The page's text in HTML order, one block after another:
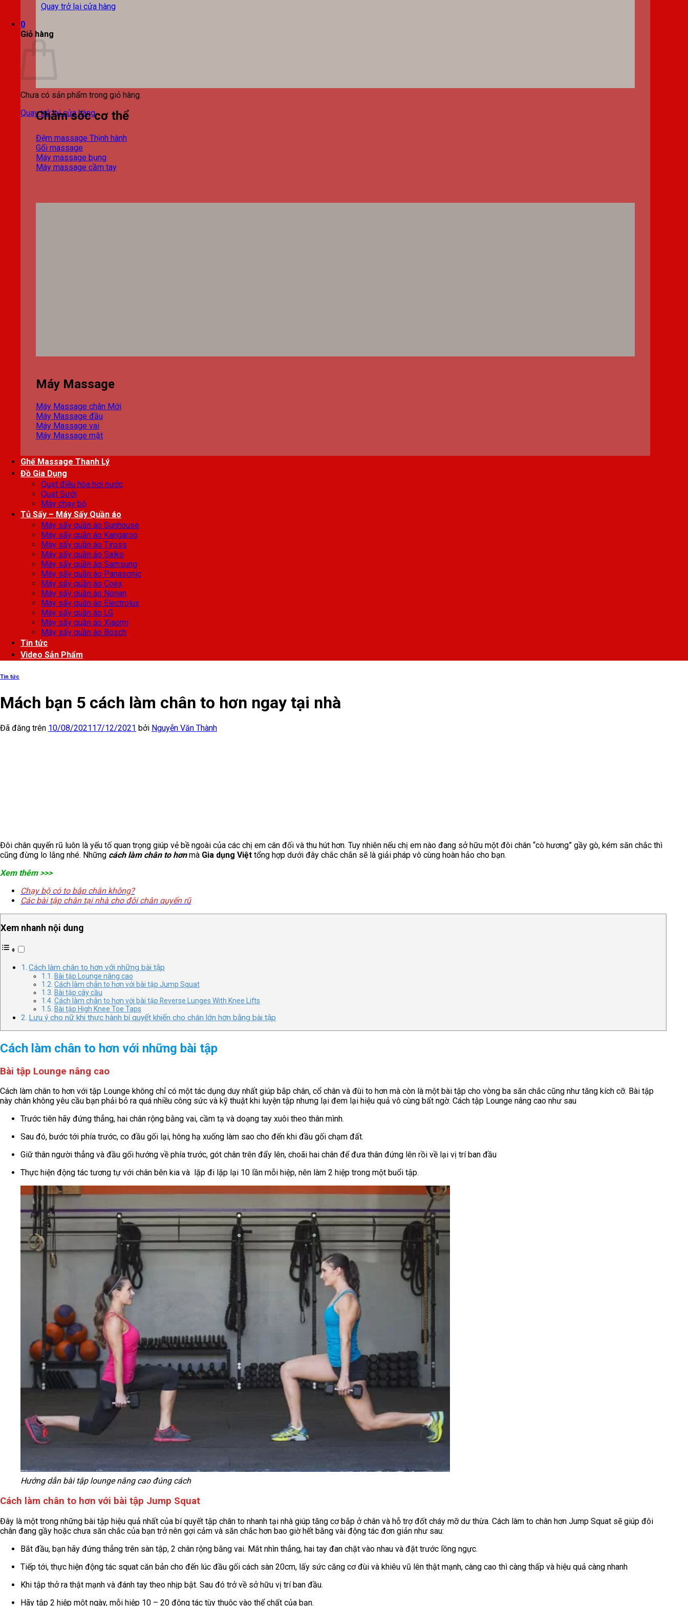
Quay trở lại cửa hàng
0
Giỏ hàng
Chưa có sản phẩm trong giỏ hàng.
Quay trở lại cửa hàng
Chăm sóc cơ thể
Đệm massage
Gối massage
Máy massage bụng
Máy massage cầm tay
Máy Massage
Máy Massage chân
Máy Massage đầu
Máy Massage vai
Máy Massage mặt
Ghế Massage Thanh Lý
Đồ Gia Dụng
Quạt điều hòa hơi nước
Quạt Sưởi
Máy chạy bộ
Tủ Sấy – Máy Sấy Quần áo
Máy sấy quần áo Sunhouse
Máy sấy quần áo Kangaroo
Máy sấy quần áo Tiross
Máy sấy quần áo Saiko
Máy sấy quần áo Samsung
Máy sấy quần áo Panasonic
Máy sấy quần áo Coex
Máy sấy quần áo Nonan
Máy sấy quần áo Electrolux
Máy sấy quần áo LG
Máy sấy quần áo Xiaomi
Máy sấy quần áo Bosch
Tin tức
Video Sản Phẩm
Tin tức
Mách bạn 5 cách làm chân to hơn ngay tại nhà
Đã đăng trên 10/08/202117/12/2021 bởi Nguyễn Văn Thành
Đôi chân quyến rũ luôn là yếu tố quan trọng giúp vẻ bề ngoài của các chị em cân đối và thu hút hơn. Tuy nhiên nếu chị em nào đang sở hữu một đôi chân “cò hương” gầy gò, kém săn chắc thì
cũng đừng lo lắng nhé. Những cách làm chân to hơnmà Gia dụng Việt tổng hợp dưới đây chắc chắn sẽ là giải pháp vô cùng hoàn hảo cho bạn.
Xem thêm >>>
Chạy bộ có to bắp chân không?
Các bài tập chân tại nhà cho đôi chân quyến rũ
Xem nhanh nội dung
Cách làm chân to hơn với những bài tập
Bài tập Lounge nâng cao
Cách làm chân to hơn với bài tập Jump Squat
Bài tập cây cầu
Cách làm chân to hơn với bài tập Reverse Lunges With Knee Lifts
Bài tập High Knee Toe Taps
Lưu ý cho nữ khi thực hành bí quyết khiến cho chân lớn hơn bằng bài tập
Cách làm chân to hơn với những bài tập
Bài tập Lounge nâng cao
Cách làm chân to hơn với tập Lounge không chỉ có một tác dụng duy nhất giúp bắp chân, cổ chân và đùi to hơn mà còn là một bài tập cho vòng ba săn chắc cũng như tăng kích cỡ. Bài tập
này chân không yêu cầu bạn phải bỏ ra quá nhiều công sức và kỹ thuật khi luyện tập nhưng lại đem lại hiệu quả vô cùng bất ngờ. Cách tập Lounge nâng cao như sau
Trước tiên hãy đứng thẳng, hai chân rộng bằng vai, cầm tạ và doạng tay xuôi theo thân mình.
Sau đó, bước tới phía trước, co đầu gối lại, hông hạ xuống làm sao cho đến khi đầu gối chạm đất.
Giữ thân người thẳng và đầu gối hướng về phía trước, gót chân trên đẩy lên, choãi hai chân để đưa thân đứng lên rồi về lại vị trí ban đầu
Thực hiện động tác tương tự với chân bên kia và lặp đi lặp lại 10 lần mỗi hiệp, nên làm 2 hiệp trong một buổi tập.
Hướng dẫn bài tập lounge nâng cao đúng cách
Cách làm chân to hơn với bài tập Jump Squat
Đây là một trong những bài tập hiệu quả nhất của bí quyết tập chân to nhanh tại nhà giúp tăng cơ bắp ở chân và hỗ trợ đốt cháy mỡ dư thừa. Cách làm to chân hơn Jump Squat sẽ giúp đôi
chân đang gầy hoặc chưa săn chắc của bạn trở nên gợi cảm và săn chắc hơn bao giờ hết bằng vài động tác đơn giản như sau:
Bắt đầu, bạn hãy đứng thẳng trên sàn tập, 2 chân rộng bằng vai. Mắt nhìn thẳng, hai tay đan chặt vào nhau và đặt trước lồng ngực.
Tiếp tới, thực hiện động tác squat căn bản cho đến lúc đầu gối cách sàn 20cm, lấy sức căng cơ đùi và khiêu vũ lên thật mạnh, càng cao thì càng thấp và hiệu quả càng nhanh
Khi tập thở ra thật mạnh và đánh tay theo nhịp bật. Sau đó trở về sở hữu vị trí ban đầu.
Hãy tập 2 hiệp một ngày, mỗi hiệp 10 – 20 động tác tùy thuộc vào thể chất của bạn.